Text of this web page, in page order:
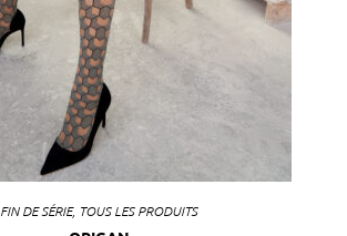
FIN DE SÉRIE, TOUS LES PRODUITS